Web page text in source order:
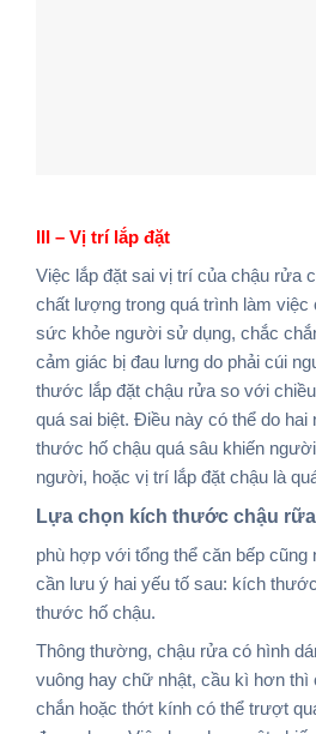
III – Vị trí lắp đặt
Việc lắp đặt sai vị trí của chậu rửa
chất lượng trong quá trình làm
sức khỏe người sử dụng, chắc
cảm giác bị đau lưng do phải cúi
thước lắp đặt chậu rửa so với
quá sai biệt. Điều này có thể do hai
thước hố chậu quá sâu khiến
người, hoặc vị trí lắp đặt chậu là
Lựa chọn kích thước chậu
phù hợp với tổng thể căn bếp
cần lưu ý hai yếu tố sau: kích
thước hố chậu.
Thông thường, chậu rửa có hình
vuông hay chữ nhật, cầu kì hơn thì
chắn hoặc thớt kính có thể trượt